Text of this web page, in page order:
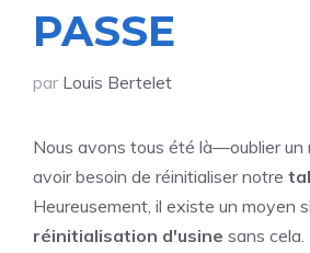
PASSE
par Louis Bertelet
Nous avons tous été là—oublier un
avoir besoin de réinitialiser notre
Heureusement, il existe un moyen
réinitialisation d'usine sans